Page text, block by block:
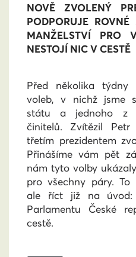
NOVĚ ZVOLENÝ
PODPORUJE
MANŽELSTVÍ PRO
NESTOJÍ NIC V CESTĚ
Před několika týdny
voleb, v nichž jsme
státu a jednoho z
činitelů. Zvítězil
třetím prezidentem
Přinášíme vám pět
nám tyto volby
pro všechny páry. To
ale říct již na úvod:
Parlamentu České
cestě.